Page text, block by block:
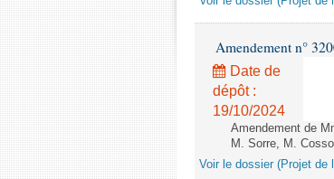
Amendement n°
Date de
dépôt :
19/10/2024
Amendement de
M. Sorre, M.
Voir le dossier (Projet de